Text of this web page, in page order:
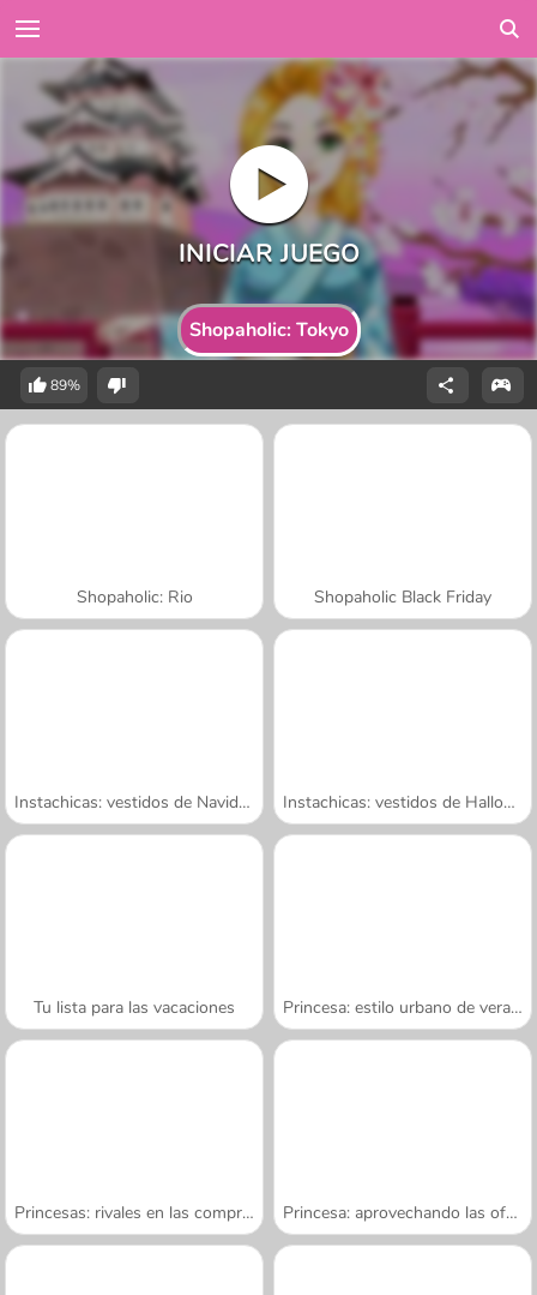
Shopaholic: Tokyo
89%
Shopaholic: Rio Shopaholic Black Friday
Instachicas: vestidos de Navidad Instachicas: vestidos de Halloween
Tu lista para las vacaciones Princesa: estilo urbano de verano
Princesas: rivales en las compras Princesa: aprovechando las ofertas